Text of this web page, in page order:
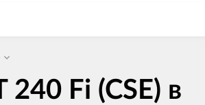
Fi (CSE) в